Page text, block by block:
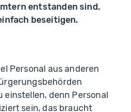
entstanden sind,
beseitigen.
Personal aus anderen
einstellen, denn Personal
sein, das braucht